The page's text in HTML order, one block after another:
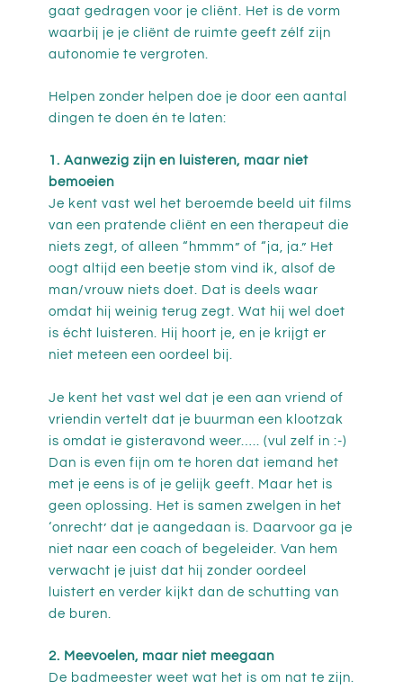
gaat gedragen voor je cliënt. Het is de vorm
waarbij je je cliënt de ruimte geeft zélf zijn
autonomie te vergroten.
Helpen zonder helpen doe je door een aantal
dingen te doen én te laten:
1. Aanwezig zijn en luisteren, maar niet
bemoeien
Je kent vast wel het beroemde beeld uit films
van een pratende cliënt en een therapeut die
niets zegt, of alleen “hmmm” of “ja, ja.” Het
oogt altijd een beetje stom vind ik, alsof de
man/vrouw niets doet. Dat is deels waar
omdat hij weinig terug zegt. Wat hij wel doet
is écht luisteren. Hij hoort je, en je krijgt er
niet meteen een oordeel bij.
Je kent het vast wel dat je een aan vriend of
vriendin vertelt dat je buurman een klootzak
is omdat ie gisteravond weer….. (vul zelf in :-)
Dan is even fijn om te horen dat iemand het
met je eens is of je gelijk geeft. Maar het is
geen oplossing. Het is samen zwelgen in het
‘onrecht’ dat je aangedaan is. Daarvoor ga je
niet naar een coach of begeleider. Van hem
verwacht je juist dat hij zonder oordeel
luistert en verder kijkt dan de schutting van
de buren.
2. Meevoelen, maar niet meegaan
De badmeester weet wat het is om nat te zijn.